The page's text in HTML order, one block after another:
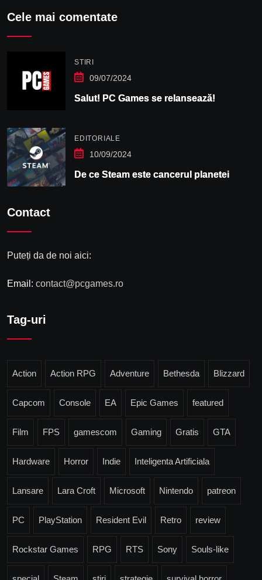
Cele mai comentate
STIRI
09/07/2024
Salut! PC Games se relansează!
EDITORIALE
10/09/2024
De ce Steam este cancerul planetei
Contact
Puteți da de noi aici:
Email: contact@pcgames.ro
Tag-uri
Action Action RPG Adventure Bethesda Blizzard
Capcom Console EA Epic Games featured
Film FPS gamescom Gaming Gratis GTA
Hardware Horror Indie Inteligenta Artificiala
Lansare Lara Croft Microsoft Nintendo patreon
PC PlayStation Resident Evil Retro review
Rockstar Games RPG RTS Sony Souls-like